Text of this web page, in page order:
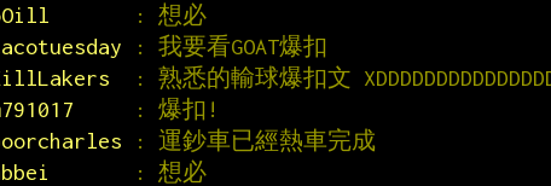
: 想必
: 我要看GOAT爆扣
: 熟悉的輸球爆扣文
: 爆扣!
: 運鈔車已經熱車完成
: 想必